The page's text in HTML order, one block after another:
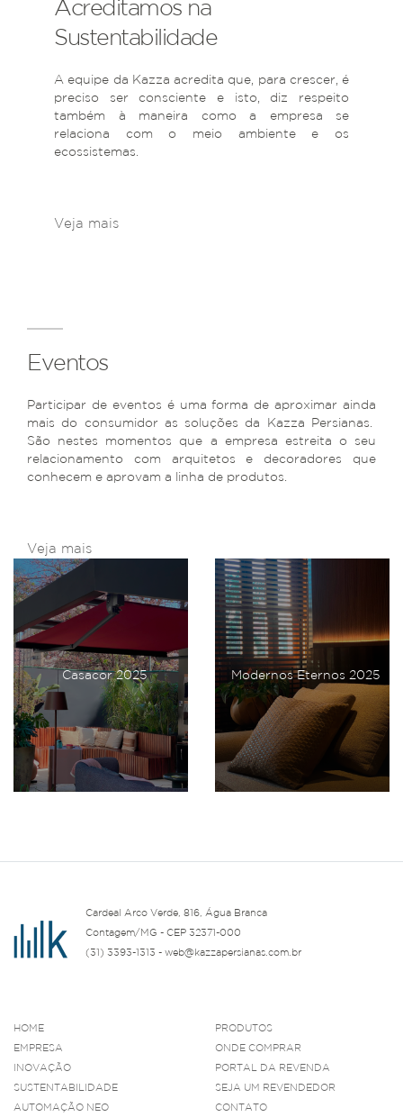
Acreditamos na
Sustentabilidade
A equipe da Kazza acredita que, para crescer, é
preciso ser consciente e isto, diz respeito
também à maneira como a empresa se
relaciona com o meio ambiente e os
ecossistemas.
Veja mais
Eventos
Participar de eventos é uma forma de aproximar ainda
mais do consumidor as soluções da Kazza Persianas.
São nestes momentos que a empresa estreita o seu
relacionamento com arquitetos e decoradores que
conhecem e aprovam a linha de produtos.
Veja mais
Casacor 2025 Modernos Eternos 2025
Cardeal Arco Verde, 816, Água Branca
Contagem/MG - CEP 32371-000
(31) 3393-1313 - web@kazzapersianas.com.br
HOME
EMPRESA
INOVAÇÃO
SUSTENTABILIDADE
AUTOMAÇÃO NEO
PRODUTOS
ONDE COMPRAR
PORTAL DA REVENDA
SEJA UM REVENDEDOR
CONTATO